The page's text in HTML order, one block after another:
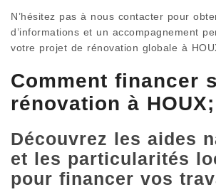
N’hésitez pas à nous contacter pour
d’informations et un accompagnement
votre projet de rénovation globale à
Comment financer
rénovation à
Découvrez les aides
et les particularités
pour financer vos